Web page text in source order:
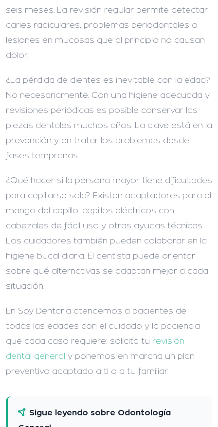
seis meses. La revisión regular permite detectar
caries radiculares, problemas periodontales o
lesiones en mucosas que al principio no causan
dolor.
¿La pérdida de dientes es inevitable con la edad?
No necesariamente. Con una higiene adecuada y
revisiones periódicas es posible conservar las
piezas dentales muchos años. La clave está en la
prevención y en tratar los problemas desde
fases tempranas.
¿Qué hacer si la persona mayor tiene dificultades
para cepillarse sola? Existen adaptadores para el
mango del cepillo, cepillos eléctricos con
cabezales de fácil uso y otras ayudas técnicas.
Los cuidadores también pueden colaborar en la
higiene bucal diaria. El dentista puede orientar
sobre qué alternativas se adaptan mejor a cada
situación.
En Soy Dentaria atendemos a pacientes de
todas las edades con el cuidado y la paciencia
que cada caso requiere: solicita tu revisión
dental general y ponemos en marcha un plan
preventivo adaptado a ti o a tu familiar.
Sigue leyendo sobre Odontología